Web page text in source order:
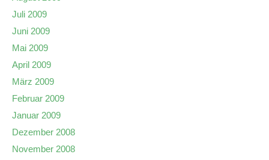
Juli 2009
Juni 2009
Mai 2009
April 2009
März 2009
Februar 2009
Januar 2009
Dezember 2008
November 2008